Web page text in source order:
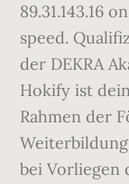
89.31.143.16
speed.
der DEKRA
Hokify ist
Rahmen der
bei Vorliegen